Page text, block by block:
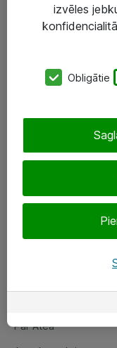
Serveri un datu centri
SIA „ATEA”
eShop@atea.lv
Sekojiet mums
Par Atea
Par Atea
izvēles
Obligātie